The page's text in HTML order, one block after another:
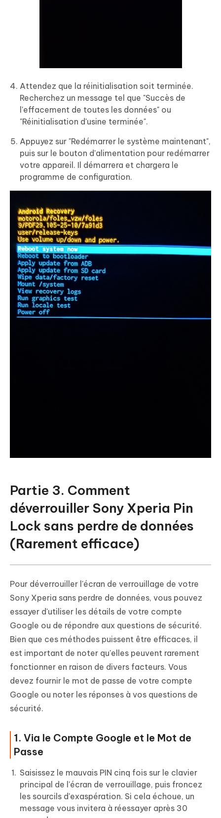
Attendez que la réinitialisation soit terminée.
Recherchez un message tel que "Succès de
l'effacement de toutes les données" ou
"Réinitialisation d'usine terminée".
Appuyez sur "Redémarrer le système maintenant",
puis sur le bouton d'alimentation pour redémarrer
votre appareil. Il démarrera et chargera le
programme de configuration.
Partie 3. Comment
déverrouiller Sony Xperia Pin
Lock sans perdre de données
(Rarement efficace)
Pour déverrouiller l'écran de verrouillage de votre
Sony Xperia sans perdre de données, vous pouvez
essayer d'utiliser les détails de votre compte
Google ou de répondre aux questions de sécurité.
Bien que ces méthodes puissent être efficaces, il
est important de noter qu'elles peuvent rarement
fonctionner en raison de divers facteurs. Vous
devez fournir le mot de passe de votre compte
Google ou noter les réponses à vos questions de
sécurité.
1. Via le Compte Google et le Mot de
Passe
Saisissez le mauvais PIN cinq fois sur le clavier
principal de l'écran de verrouillage, puis froncez
les sourcils d'exaspération. Si cela échoue, un
message vous invitera à réessayer après 30